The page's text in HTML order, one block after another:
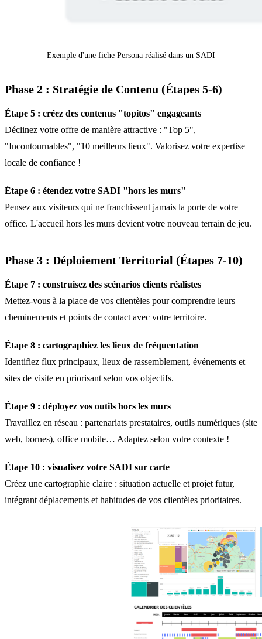
Exemple d'une fiche Persona réalisé dans un SADI
Phase 2 : Stratégie de Contenu (Étapes 5-6)
Étape 5 : créez des contenus "topitos" engageants
Déclinez votre offre de manière attractive : "Top 5",
"Incontournables", "10 meilleurs lieux". Valorisez votre expertise
locale de confiance !
Étape 6 : étendez votre SADI "hors les murs"
Pensez aux visiteurs qui ne franchissent jamais la porte de votre
office. L'accueil hors les murs devient votre nouveau terrain de jeu.
Phase 3 : Déploiement Territorial (Étapes 7-10)
Étape 7 : construisez des scénarios clients réalistes
Mettez-vous à la place de vos clientèles pour comprendre leurs
cheminements et points de contact avec votre territoire.
Étape 8 : cartographiez les lieux de fréquentation
Identifiez flux principaux, lieux de rassemblement, événements et
sites de visite en priorisant selon vos objectifs.
Étape 9 : déployez vos outils hors les murs
Travaillez en réseau : partenariats prestataires, outils numériques (site
web, bornes), office mobile… Adaptez selon votre contexte !
Étape 10 : visualisez votre SADI sur carte
Créez une cartographie claire : situation actuelle et projet futur,
intégrant déplacements et habitudes de vos clientèles prioritaires.